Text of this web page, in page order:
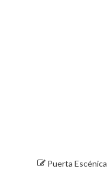
Puerta Escénica